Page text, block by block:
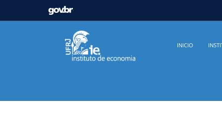
GOVBR
Casa Civil Ministério da Justiça e Segurança
INICIO